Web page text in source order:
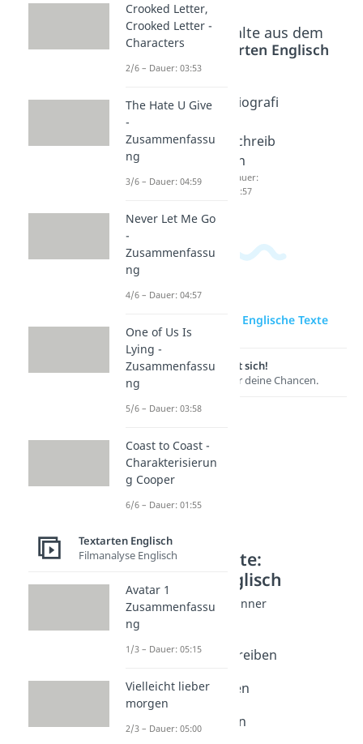
Beliebte Inhalte aus dem
Bereich
Textarten Englisch
Englisch
Texte
schreib
en
Dauer:
05:26
Summa
schreib
Dauer:
Biografi
schreib
en
Dauer:
03:57
zur Videoseite: Englische Texte
Lernen lohnt sich!
Entdecke hier deine Chancen.
Weitere Inhalte:
Textarten Englisch
Texte schreiben Beginner
Englische Texte
Englisch Texte schreiben
Summary schreiben
Dauer: 04:02
Biografie schreiben
Crooked Letter,
Crooked Letter -
Characters
2/6 – Dauer: 03:53
The Hate U Give
-
Zusammenfassu
ng
3/6 – Dauer: 04:59
Never Let Me Go
-
Zusammenfassu
ng
4/6 – Dauer: 04:57
One of Us Is
Lying -
Zusammenfassu
ng
5/6 – Dauer: 03:58
Coast to Coast -
Charakterisierun
g Cooper
6/6 – Dauer: 01:55
Textarten Englisch
Filmanalyse Englisch
Avatar 1
Zusammenfassu
ng
1/3 – Dauer: 05:15
Vielleicht lieber
morgen
2/3 – Dauer: 05:00